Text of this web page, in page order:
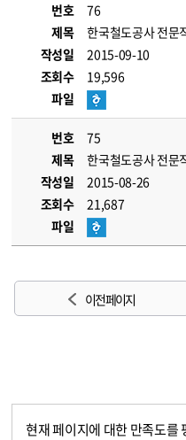
번호
76
제목
한국철도공사 전문
작성일
2015-09-10
조회수
19,596
파일
번호
75
제목
한국철도공사 전문
작성일
2015-08-26
조회수
21,687
파일
이전 페이지
현재 페이지에 대한 만족도를